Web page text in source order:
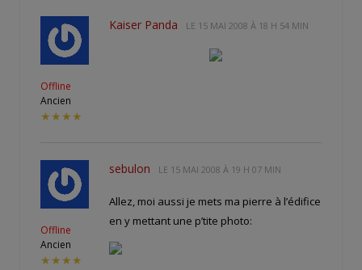
Offline
Ancien
★★★★
Kaiser Panda LE 15 MAI 2008 À 18 H 54 MIN
Offline
Ancien
★★★★
sebulon LE 15 MAI 2008 À 19 H 07 MIN
Allez, moi aussi je mets ma pierre à l’édifice
en y mettant une p’tite photo: